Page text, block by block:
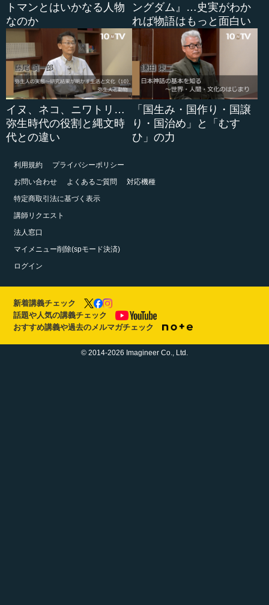
トマンとはいかなる人物
なのか
ングダム』…史実がわか
れば物語はもっと面白い
イヌ、ネコ、ニワトリ…
弥生時代の役割と縄文時
代との違い
「国生み・国作り・国譲
り・国治め」と「むす
ひ」の力
利用規約
プライバシーポリシー
お問い合わせ
よくあるご質問
対応機種
特定商取引法に基づく表示
講師リクエスト
法人窓口
マイメニュー削除(spモード決済)
ログイン
新着講義チェック
話題や人気の講義チェック
おすすめ講義や過去のメルマガチェック
© 2014-2026 Imagineer Co., Ltd.